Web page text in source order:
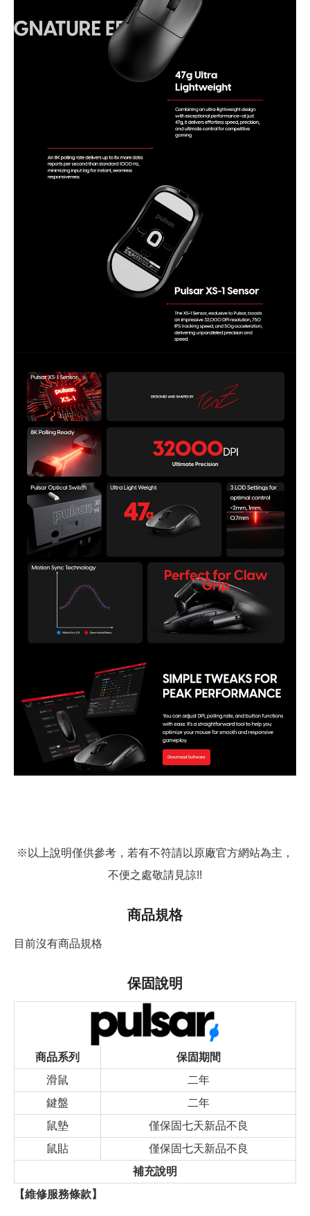
※以上說明僅供參考，若有不符請以原廠官方網站為主，
不便之處敬請見諒!!
商品規格
目前沒有商品規格
保固說明
商品系列
保固期間
滑鼠
二年
鍵盤
二年
鼠墊
僅保固七天新品不良
鼠貼
僅保固七天新品不良
補充說明
【維修服務條款】